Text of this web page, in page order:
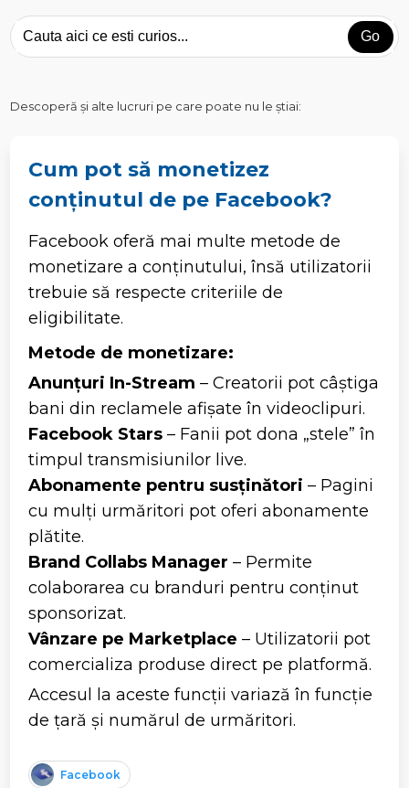
Descoperă și alte lucruri pe care poate nu le știai:
Cum pot să monetizez
conținutul de pe Facebook?
Facebook oferă mai multe metode de
monetizare a conținutului, însă utilizatorii
trebuie să respecte criteriile de
eligibilitate.
Metode de monetizare:
Anunțuri In-Stream – Creatorii pot câștiga
bani din reclamele afișate în videoclipuri.
Facebook Stars – Fanii pot dona „stele” în
timpul transmisiunilor live.
Abonamente pentru susținători – Pagini
cu mulți urmăritori pot oferi abonamente
plătite.
Brand Collabs Manager – Permite
colaborarea cu branduri pentru conținut
sponsorizat.
Vânzare pe Marketplace – Utilizatorii pot
comercializa produse direct pe platformă.
Accesul la aceste funcții variază în funcție
de țară și numărul de urmăritori.
Facebook